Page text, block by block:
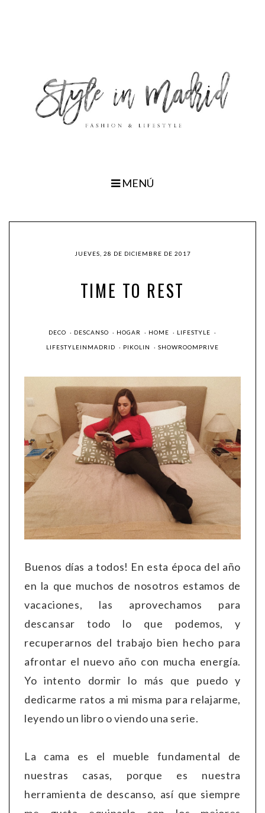
MENÚ
JUEVES, 28 DE DICIEMBRE DE 2017
TIME TO REST
DECO · DESCANSO · HOGAR · HOME · LIFESTYLE ·
LIFESTYLEINMADRID · PIKOLIN · SHOWROOMPRIVE
Buenos días a todos! En esta época del año
en la que muchos de nosotros estamos de
vacaciones, las aprovechamos para
descansar todo lo que podemos, y
recuperarnos del trabajo bien hecho para
afrontar el nuevo año con mucha energía.
Yo intento dormir lo más que puedo y
dedicarme ratos a mi misma para relajarme,
leyendo un libro o viendo una serie.
La cama es el mueble fundamental de
nuestras casas, porque es nuestra
herramienta de descanso, así que siempre